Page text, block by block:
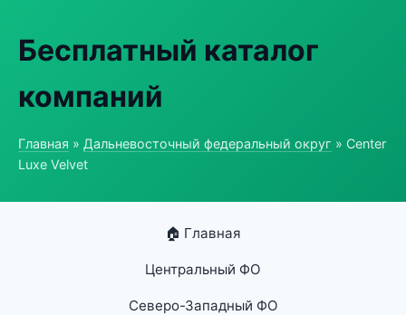
Бесплатный каталог
компаний
Главная » Дальневосточный федеральный округ » Center
Luxe Velvet
🏠 Главная
Центральный ФО
Северо-Западный ФО